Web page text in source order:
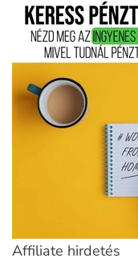
Affiliate hirdetés